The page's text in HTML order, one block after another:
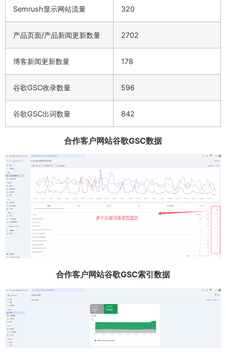
Semrush显示网站流量 320
产品页面/产品新闻更新数量 2702
博客新闻更新数量 178
谷歌GSC收录数量 596
谷歌GSC出词数量 842
合作客户网站谷歌GSC数据
合作客户网站谷歌GSC索引数据